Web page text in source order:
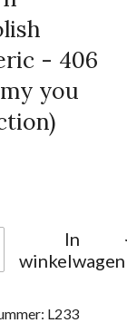
- 406
you
In
winkelwagen
L233